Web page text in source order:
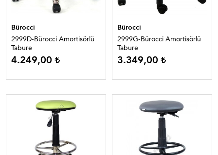
Bürocci
2999D-Bürocci Amortisörlü
Tabure
4.249,00
Bürocci
2999G-Bürocci Amortisörlü
Tabure
3.349,00